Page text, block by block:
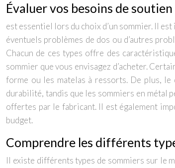
Évaluer vos besoins de
est essentiel lors du choix d’un sommier. Il
éventuels problèmes de dos ou d’autres
Chacun de ces types offre des
sommier que vous envisagez d’acheter.
forme ou les matelas à ressorts. De plus,
durabilité, tandis que les sommiers en métal
offertes par le fabricant. Il est également
budget.
Comprendre les différents
Il existe différents types de sommiers sur le